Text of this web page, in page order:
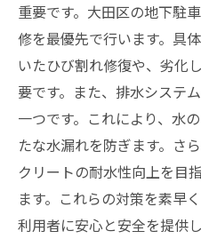
重要です。大田区の地下駐
修を最優先で行います。具
いたひび割れ修復や、劣化
要です。また、排水システ
一つです。これにより、水
たな水漏れを防ぎます。さ
クリートの耐水性向上を目
ます。これらの対策を素早
利用者に安心と安全を提供